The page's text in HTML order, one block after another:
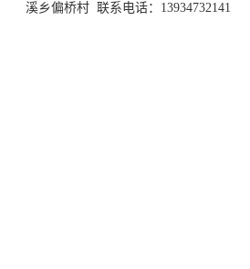
溪乡偏桥村 联系电话：13934732141